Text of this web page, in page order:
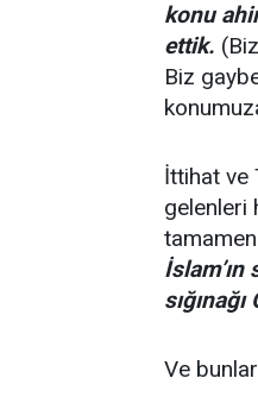
konu
ettik.
Biz
İttihat ve
gelenleri
Ve